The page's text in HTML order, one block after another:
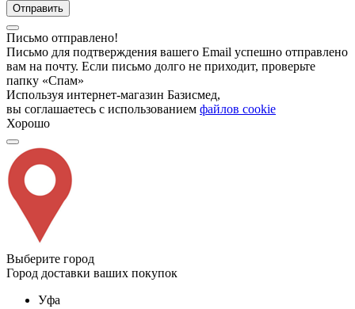
Отправить
Письмо отправлено!
Письмо для подтверждения вашего Email успешно отправлено
вам на почту. Если письмо долго не приходит, проверьте
папку «Спам»
Используя интернет-магазин Базисмед,
вы соглашаетесь с использованием файлов cookie
Хорошо
Выберите город
Город доставки ваших покупок
Уфа